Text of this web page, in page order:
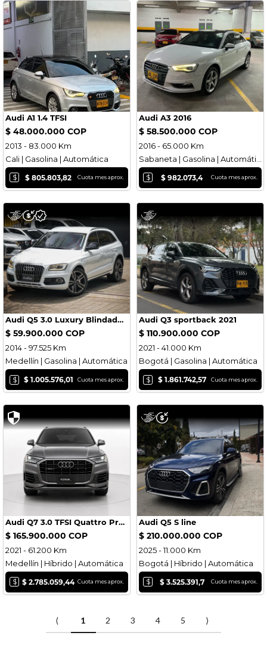
Audi A1 1.4 TFSI
$ 48.000.000 COP
2013 - 83.000 Km
Cali | Gasolina | Automática
$ $ 805.803,82 Cuota mes aprox.
Audi A3 2016
$ 58.500.000 COP
2016 - 65.000 Km
$ $ 982.073,4 Cuota mes aprox.
Audi Q5 3.0 Luxury Blindado 2014
$ 59.900.000 COP
2014 - 97.525 Km
Medellín | Gasolina | Automática
$ $ 1.005.576,01 Cuota mes aprox.
Audi Q3 sportback 2021
$ 110.900.000 COP
2021 - 41.000 Km
Bogotá | Gasolina | Automática
$ $ 1.861.742,57 Cuota mes aprox.
Audi Q7 3.0 TFSI Quattro Progressive
$ 165.900.000 COP
2021 - 61.200 Km
Medellín | Híbrido | Automática
$ $ 2.785.059,44 Cuota mes aprox.
Audi Q5 S line
$ 210.000.000 COP
2025 - 11.000 Km
Bogotá | Híbrido | Automática
$ $ 3.525.391,7 Cuota mes aprox.
⟨ 1 2 3 4 5 ⟩